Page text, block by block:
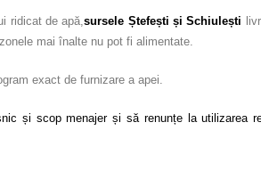
ridicat de apă,sursele Ștefești și Schiulești
mai înalte nu pot fi alimentate.
exact de furnizare a apei.
și scop menajer și să renunțe la utilizarea